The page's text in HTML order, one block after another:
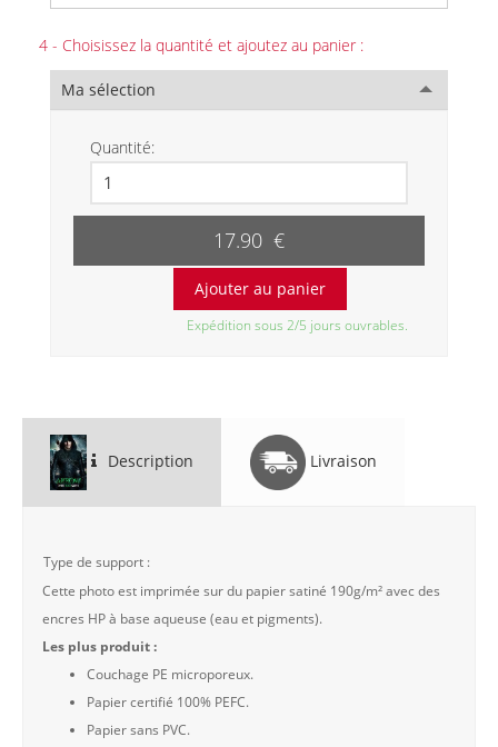
4 - Choisissez la quantité et ajoutez au panier :
Ma sélection
Quantité:
17.90 €
Expédition sous 2/5 jours ouvrables.
Description Livraison
Type de support :
Cette photo est imprimée sur du papier satiné 190g/m² avec des
encres HP à base aqueuse (eau et pigments).
Les plus produit :
Couchage PE microporeux.
Papier certifié 100% PEFC.
Papier sans PVC.